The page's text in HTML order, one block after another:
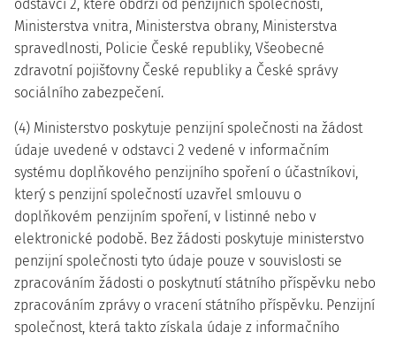
odstavci 2, které obdrží od penzijních společností,
Ministerstva vnitra, Ministerstva obrany, Ministerstva
spravedlnosti, Policie České republiky, Všeobecné
zdravotní pojišťovny České republiky a České správy
sociálního zabezpečení.
(4) Ministerstvo poskytuje penzijní společnosti na žádost
údaje uvedené v odstavci 2 vedené v informačním
systému doplňkového penzijního spoření o účastníkovi,
který s penzijní společností uzavřel smlouvu o
doplňkovém penzijním spoření, v listinné nebo v
elektronické podobě. Bez žádosti poskytuje ministerstvo
penzijní společnosti tyto údaje pouze v souvislosti se
zpracováním žádosti o poskytnutí státního příspěvku nebo
zpracováním zprávy o vracení státního příspěvku. Penzijní
společnost, která takto získala údaje z informačního